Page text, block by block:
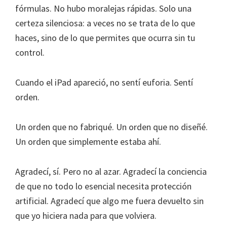
fórmulas. No hubo moralejas rápidas. Solo una
certeza silenciosa: a veces no se trata de lo que
haces, sino de lo que permites que ocurra sin tu
control.
Cuando el iPad apareció, no sentí euforia. Sentí
orden.
Un orden que no fabriqué. Un orden que no diseñé.
Un orden que simplemente estaba ahí.
Agradecí, sí. Pero no al azar. Agradecí la conciencia
de que no todo lo esencial necesita protección
artificial. Agradecí que algo me fuera devuelto sin
que yo hiciera nada para que volviera.